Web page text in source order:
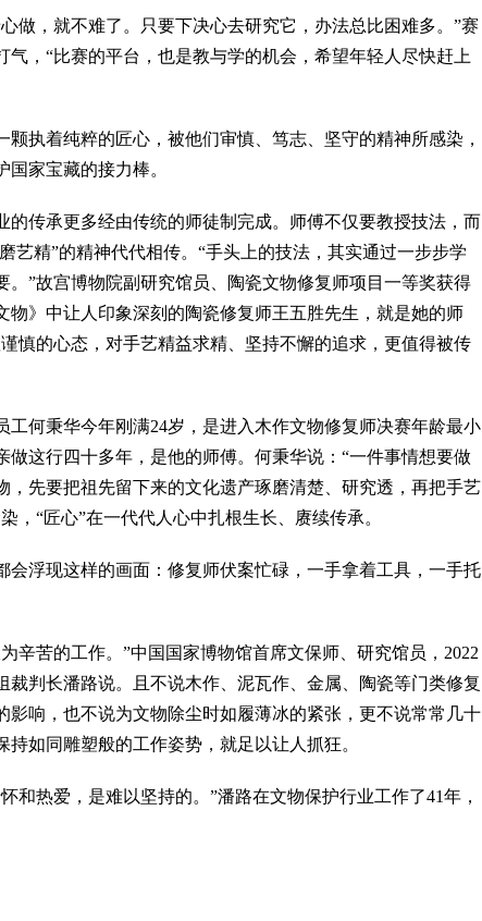
，就不难了。只要下决心去研究它，办法总比困难多。”赛
，“比赛的平台，也是教与学的机会，希望年轻人尽快赶上
着纯粹的匠心，被他们审慎、笃志、坚守的精神所感染，
家宝藏的接力棒。
传承更多经由传统的师徒制完成。师傅不仅要教授技法，而
艺精”的精神代代相传。“手头上的技法，其实通过一步步学
。”故宫博物院副研究馆员、陶瓷文物修复师项目一等奖获得
物》中让人印象深刻的陶瓷修复师王五胜先生，就是她的师
慎的心态，对手艺精益求精、坚持不懈的追求，更值得被传
何秉华今年刚满24岁，是进入木作文物修复师决赛年龄最小
做这行四十多年，是他的师傅。何秉华说：“一件事情想要做
，先要把祖先留下来的文化遗产琢磨清楚、研究透，再把手艺
，“匠心”在一代代人心中扎根生长、赓续传承。
浮现这样的画面：修复师伏案忙碌，一手拿着工具，一手托
苦的工作。”中国国家博物馆首席文保师、研究馆员，2022
裁判长潘路说。且不说木作、泥瓦作、金属、陶瓷等门类修复
影响，也不说为文物除尘时如履薄冰的紧张，更不说常常几十
如同雕塑般的工作姿势，就足以让人抓狂。
热爱，是难以坚持的。”潘路在文物保护行业工作了41年，